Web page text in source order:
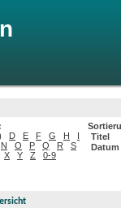
D E F G H
I
N O P Q R
S
X Y Z 0-9
Titel
Datum